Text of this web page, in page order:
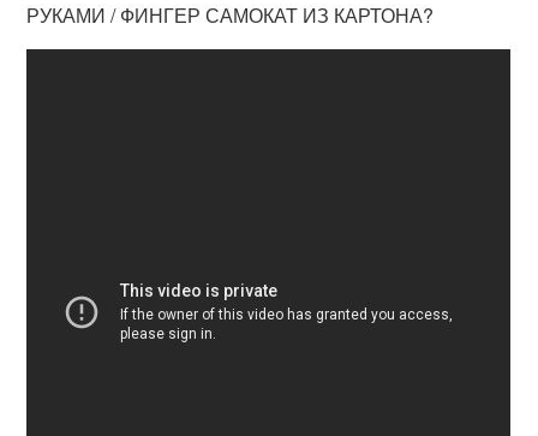
РУКАМИ / ФИНГЕР САМОКАТ ИЗ КАРТОНА?